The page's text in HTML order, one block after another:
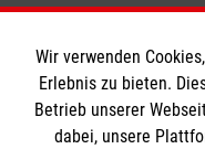
Informationen
Wir verwenden
Erlebnis zu bieten.
Betrieb unserer
dabei, unsere